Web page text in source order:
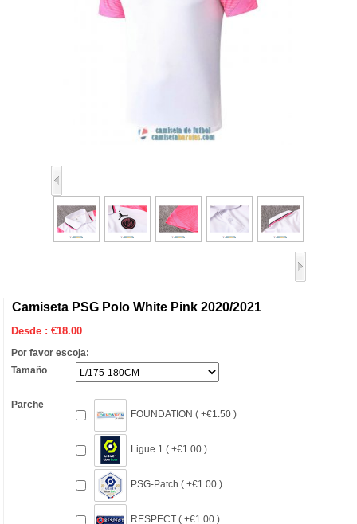
Camiseta PSG Polo White Pink 2020/2021
Desde :€18.00
Por favor escoja:
Tamaño
Parche
FOUNDATION ( +€1.50 )
Ligue 1 ( +€1.00 )
PSG-Patch ( +€1.00 )
RESPECT ( +€1.00 )